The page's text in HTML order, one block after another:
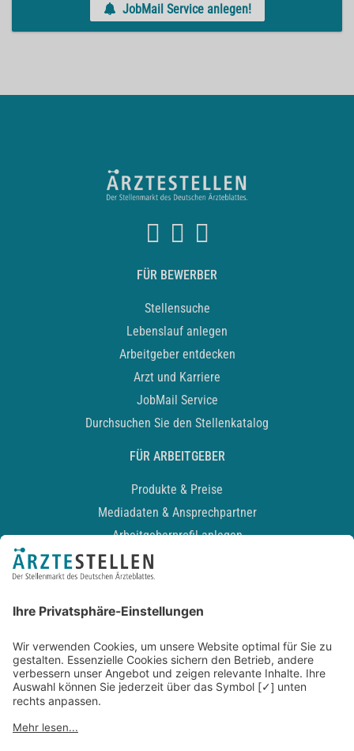
JobMail Service anlegen!
FÜR BEWERBER
Stellensuche
Lebenslauf anlegen
Arbeitgeber entdecken
Arzt und Karriere
JobMail Service
Durchsuchen Sie den Stellenkatalog
FÜR ARBEITGEBER
Produkte & Preise
Mediadaten & Ansprechpartner
Arbeitgeberprofil anlegen
Recruiting-Podcast
Kontakt
Datenschutz
Newsletter